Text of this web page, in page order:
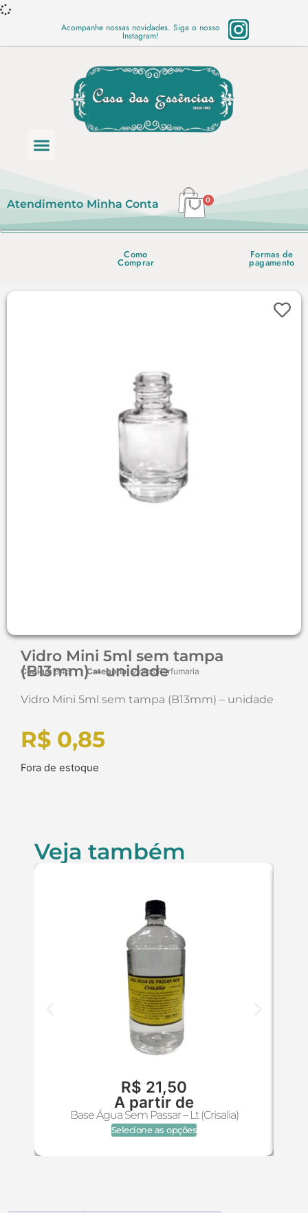
Acompanhe nossas novidades. Siga o nosso
Instagram!
Atendimento Minha Conta 0
Como
Comprar
Formas de
pagamento
Vidro Mini 5ml sem tampa
(B13mm) – unidade
Código:346 Categoria: Vidros Perfumaria
Vidro Mini 5ml sem tampa (B13mm) – unidade
R$ 0,85
Fora de estoque
Veja também
A partir de
R$ 21,50
Base Água Sem Passar – Lt (Crisalia)
Selecione as opções